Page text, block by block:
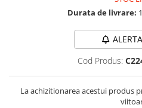
Durata de livrare:
Cod Produs:
La achizitionarea acestui produs